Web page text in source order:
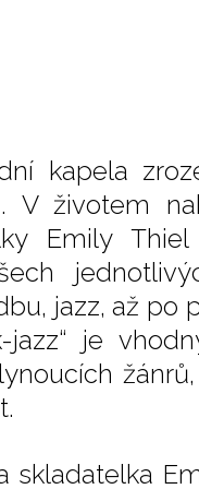
kapela
V životem
Emily
jazz, až po
jazz“ je
skladatelka